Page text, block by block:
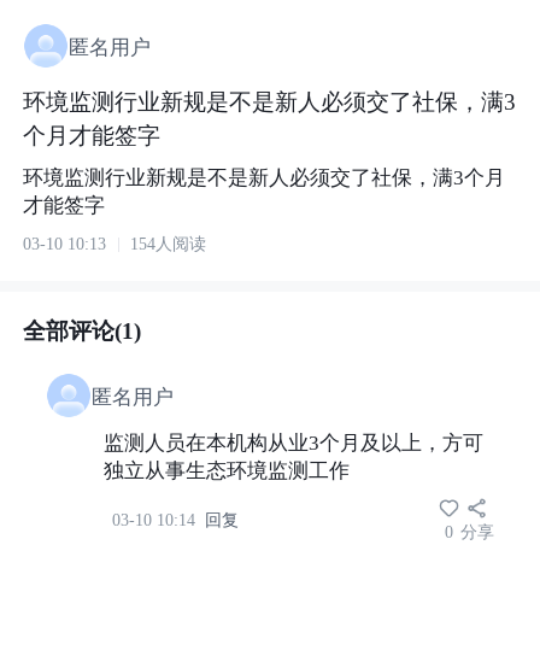
匿名用户
环境监测行业新规是不是新人必须交了社保，满3
个月才能签字
环境监测行业新规是不是新人必须交了社保，满3个月
才能签字
03-10 10:13 154人阅读
全部评论(1)
匿名用户
监测人员在本机构从业3个月及以上，方可
独立从事生态环境监测工作
03-10 10:14 回复
0 分享